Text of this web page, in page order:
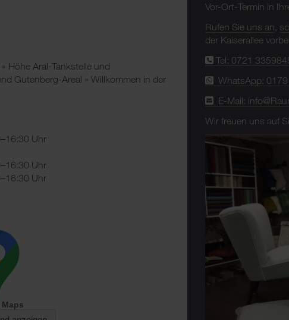
Höhe Aral-Tankstelle und
Gutenberg-Areal » Willkommen in der
Uhr
Uhr
Uhr
Vor-Ort-Termin in
Rufen Sie uns an,
der Kaiserallee
Tel: 0721
WhatsApp:
E-Mail:
Wir freuen uns auf